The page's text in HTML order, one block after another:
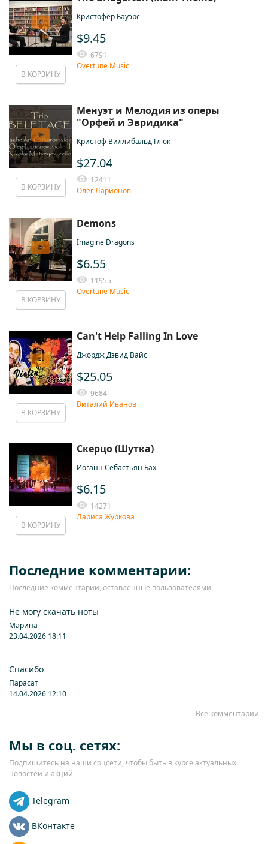
В КОРЗИНУ
Кристофер Бауэрс
$9.45
6791
Overtune Music
В КОРЗИНУ
Менуэт и Мелодия из оперы
"Орфей и Эвридика"
Кристоф Виллибальд Глюк
$27.04
12411
Олег Ларионов
В КОРЗИНУ
Demons
Imagine Dragons
$6.55
11955
Overtune Music
В КОРЗИНУ
Can't Help Falling In Love
Джордж Дэвид Вайс
$25.05
9684
Виталий Иванов
В КОРЗИНУ
Скерцо (Шутка)
Иоганн Себастьян Бах
$6.15
14271
Лариса Журкова
Последние комментарии:
Последние комментарии, оставленные пользователями
Не могу скачать ноты
Марина
23.04.2026 18:11
Спасибо
Парасат
14.04.2026 12:10
Все комментарии
Мы в соц. сетях:
Подпишитесь на наши соцсети, чтобы быть в курсе актуальных
новостей и акций
Telegram
ВКонтакте